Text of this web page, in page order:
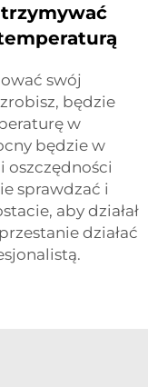
swój
będzie
w
będzie w
oszczędności
sprawdzać i
aby działał
działać